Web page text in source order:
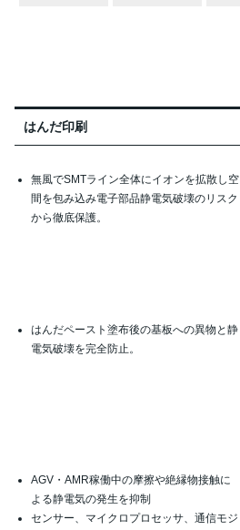
はんだ印刷
無風でSMTライン全体にイオンを拡散し空
間を包み込み電子部品静電気破壊のリスク
から徹底保護。
はんだペースト塗布後の基板への異物と静
電気破壊を完全防止。
AGV・AMR稼働中の摩擦や絶縁物接触に
よる静電気の発生を抑制
センサー、マイクロプロセッサ、通信モジ